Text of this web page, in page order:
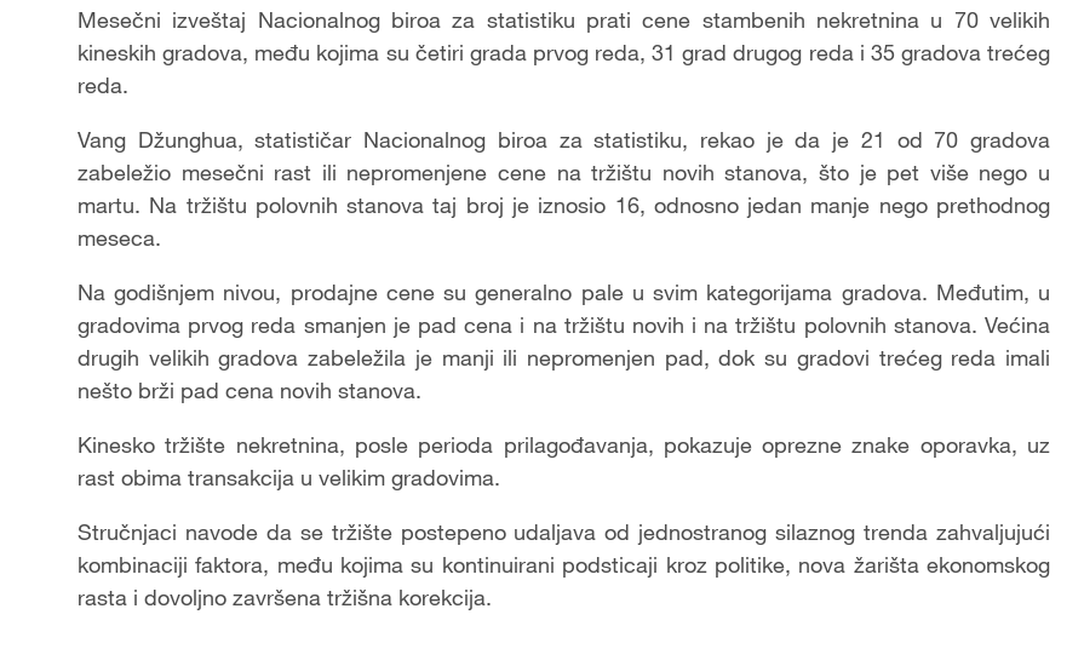
Mesečni izveštaj Nacionalnog biroa za statistiku prati cene stambenih nekretnina u 70 velikih
kineskih gradova, među kojima su četiri grada prvog reda, 31 grad drugog reda i 35 gradova trećeg
reda.
Vang Džunghua, statističar Nacionalnog biroa za statistiku, rekao je da je 21 od 70 gradova
zabeležio mesečni rast ili nepromenjene cene na tržištu novih stanova, što je pet više nego u
martu. Na tržištu polovnih stanova taj broj je iznosio 16, odnosno jedan manje nego prethodnog
meseca.
Na godišnjem nivou, prodajne cene su generalno pale u svim kategorijama gradova. Međutim, u
gradovima prvog reda smanjen je pad cena i na tržištu novih i na tržištu polovnih stanova. Većina
drugih velikih gradova zabeležila je manji ili nepromenjen pad, dok su gradovi trećeg reda imali
nešto brži pad cena novih stanova.
Kinesko tržište nekretnina, posle perioda prilagođavanja, pokazuje oprezne znake oporavka, uz
rast obima transakcija u velikim gradovima.
Stručnjaci navode da se tržište postepeno udaljava od jednostranog silaznog trenda zahvaljujući
kombinaciji faktora, među kojima su kontinuirani podsticaji kroz politike, nova žarišta ekonomskog
rasta i dovoljno završena tržišna korekcija.